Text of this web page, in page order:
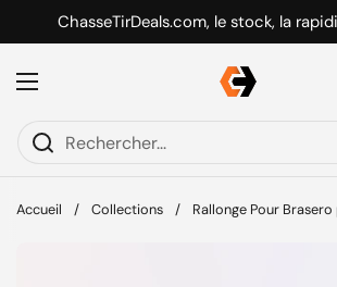
Passer au contenu
ChasseTirDeals.com, le stock, la
Ouvrir le menu
Accueil / Collections / Rallonge Pour